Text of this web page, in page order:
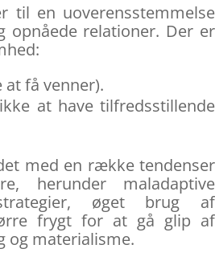
til en uoverensstemmelse
opnåede relationer. Der er
at få venner).
at have tilfredsstillende
med en række tendenser
herunder maladaptive
øget brug af
frygt for at gå glip af
og materialisme.